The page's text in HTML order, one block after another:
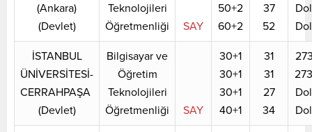
(Ankara)
(Devlet)
Teknolojileri
Öğretmenliği
SAY
50+2
60+2
37
52
İSTANBUL
ÜNİVERSİTESİ-
CERRAHPAŞA
(Devlet)
Bilgisayar ve
Öğretim
Teknolojileri
Öğretmenliği
SAY
30+1
30+1
30+1
40+1
31
31
27
34